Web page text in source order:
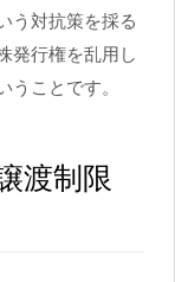
う対抗策を採る
発行権を乱用し
ことです。
渡制限